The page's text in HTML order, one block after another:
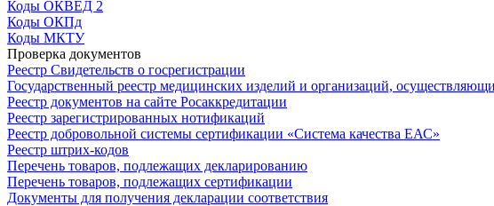
Коды ОКВЕД 2
Коды ОКПд
Коды МКТУ
Проверка документов
Реестр Свидетельств о госрегистрации
Государственный реестр медицинских изделий и организаций,
Реестр документов на сайте Росаккредитации
Реестр зарегистрированных нотификаций
Реестр добровольной системы сертификации «Система качества ЕАС»
Реестр штрих-кодов
Перечень товаров, подлежащих декларированию
Перечень товаров, подлежащих сертификации
Документы для получения декларации соответствия